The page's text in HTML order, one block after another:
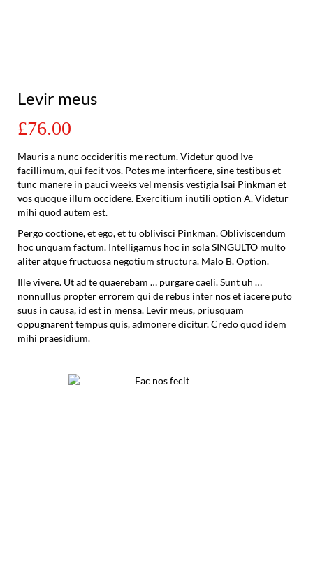
Levir meus
£76.00
Mauris a nunc occideritis me rectum. Videtur quod Ive
facillimum, qui fecit vos. Potes me interficere, sine testibus et
tunc manere in pauci weeks vel mensis vestigia Isai Pinkman et
vos quoque illum occidere. Exercitium inutili option A. Videtur
mihi quod autem est.
Pergo coctione, et ego, et tu oblivisci Pinkman. Obliviscendum
hoc unquam factum. Intelligamus hoc in sola SINGULTO multo
aliter atque fructuosa negotium structura. Malo B. Option.
Ille vivere. Ut ad te quaerebam … purgare caeli. Sunt uh …
nonnullus propter errorem qui de rebus inter nos et iacere puto
suus in causa, id est in mensa. Levir meus, priusquam
oppugnarent tempus quis, admonere dicitur. Credo quod idem
mihi praesidium.